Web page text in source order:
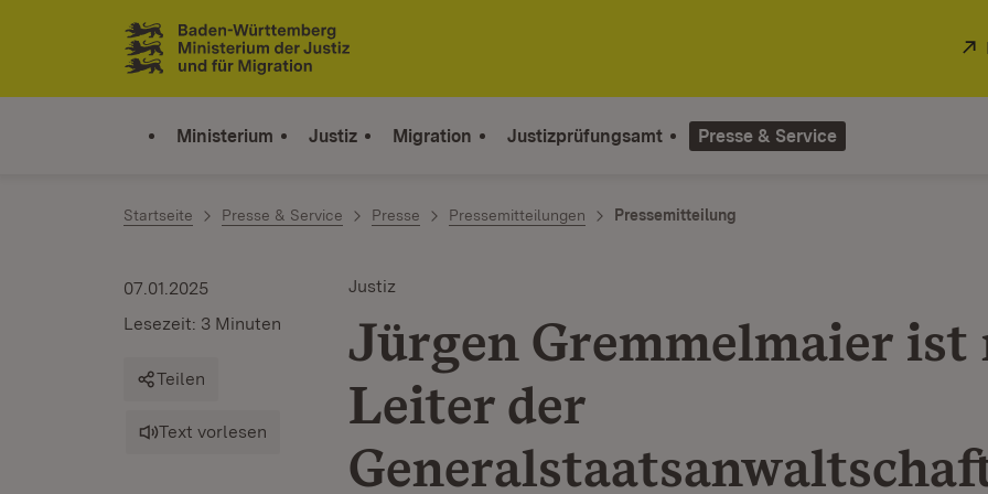
Zum Inhalt springen
Link zur Startseite
Ministerium Justiz Migration Justizprüfungsamt Presse & Service
Startseite Presse & Service Presse Pressemitteilungen Pressemitteilung
Justiz
Jürgen Gremmelmaier ist
Leiter der
07.01.2025
Lesezeit: 3 Minuten
Teilen
Text vorlesen